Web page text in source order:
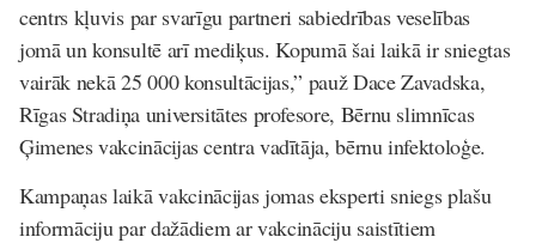
centrs kļuvis par svarīgu partneri sabiedrības veselības
jomā un konsultē arī mediķus. Kopumā šai laikā ir sniegtas
vairāk nekā 25 000 konsultācijas,” paužDace Zavadska,
Rīgas Stradiņa universitātes profesore, Bērnu slimnīcas
Ģimenes vakcinācijas centra vadītāja, bērnu infektoloģe.
Kampaņas laikā vakcinācijas jomas eksperti sniegs plašu
informāciju par dažādiem ar vakcināciju saistītiem